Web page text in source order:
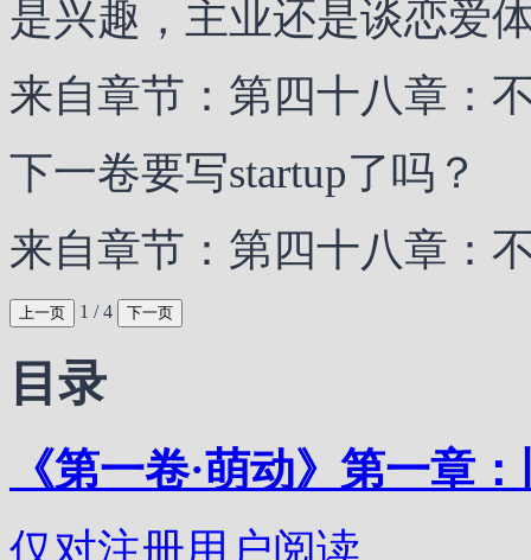
上一页 2 / 4 下一页
目录
《第一卷·萌动》第一章